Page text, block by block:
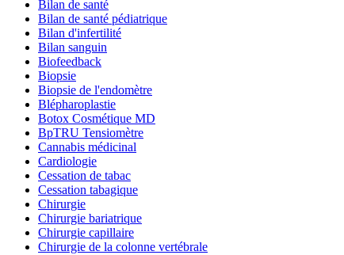
Bilan de santé
Bilan de santé pédiatrique
Bilan d'infertilité
Bilan sanguin
Biofeedback
Biopsie
Biopsie de l'endomètre
Blépharoplastie
Botox Cosmétique MD
BpTRU Tensiomètre
Cannabis médicinal
Cardiologie
Cessation de tabac
Cessation tabagique
Chirurgie
Chirurgie bariatrique
Chirurgie capillaire
Chirurgie de la colonne vertébrale